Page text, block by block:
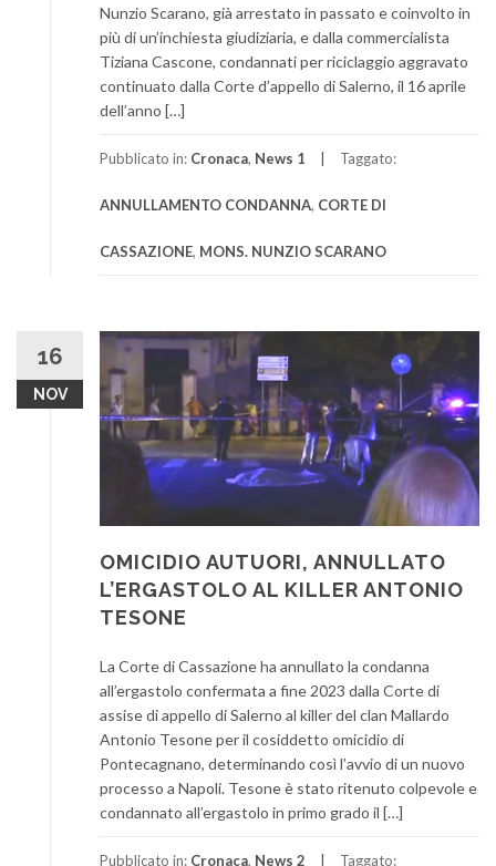
Nunzio Scarano, già arrestato in passato e coinvolto in
più di un’inchiesta giudiziaria, e dalla commercialista
Tiziana Cascone, condannati per riciclaggio aggravato
continuato dalla Corte d’appello di Salerno, il 16 aprile
dell’anno […]
Pubblicato in: Cronaca, News 1 Taggato:
ANNULLAMENTO CONDANNA, CORTE DI
CASSAZIONE, MONS. NUNZIO SCARANO
16
NOV
OMICIDIO AUTUORI, ANNULLATO
L’ERGASTOLO AL KILLER ANTONIO
TESONE
La Corte di Cassazione ha annullato la condanna
all’ergastolo confermata a fine 2023 dalla Corte di
assise di appello di Salerno al killer del clan Mallardo
Antonio Tesone per il cosiddetto omicidio di
Pontecagnano, determinando così l’avvio di un nuovo
processo a Napoli. Tesone è stato ritenuto colpevole e
condannato all’ergastolo in primo grado il […]
Pubblicato in: Cronaca, News 2 Taggato: